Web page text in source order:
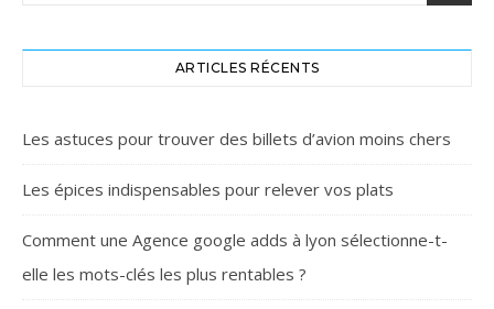
ARTICLES RÉCENTS
Les astuces pour trouver des billets d’avion moins chers
Les épices indispensables pour relever vos plats
Comment une Agence google adds à lyon sélectionne-t-
elle les mots-clés les plus rentables ?